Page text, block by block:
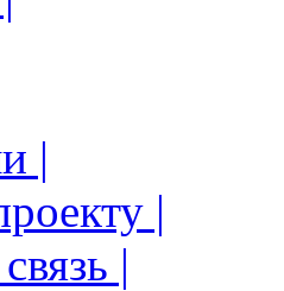
|
|
|